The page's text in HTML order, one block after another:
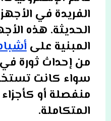
الفريدة في
الحديثة. هذه
المبنية على
من إحداث ثورة في
سواء كانت
منفصلة أو كأجزاء
المتكاملة.